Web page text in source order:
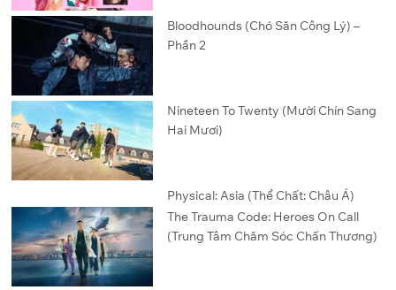
Bloodhounds (Chó Săn Công Lý) –
Phần 2
Nineteen To Twenty (Mười Chín Sang
Hai Mươi)
Physical: Asia (Thể Chất: Châu Á)
The Trauma Code: Heroes On Call
(Trung Tâm Chăm Sóc Chấn Thương)